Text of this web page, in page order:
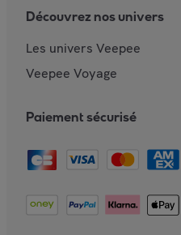
Découvrez nos univers
Les univers Veepee
Veepee Voyage
Paiement sécurisé